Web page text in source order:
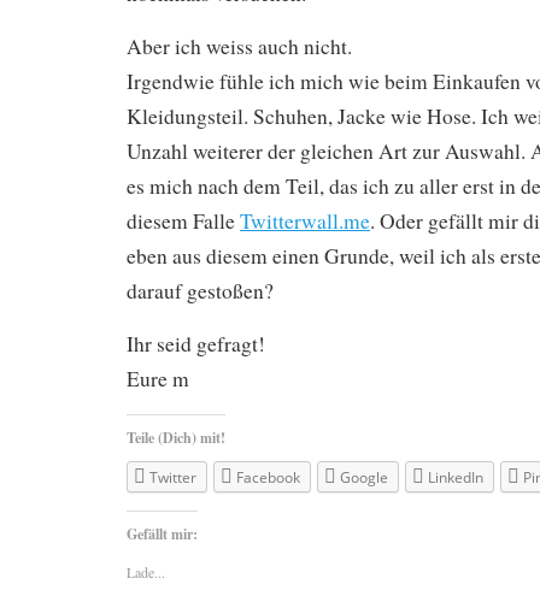
Aber ich weiss auch nicht.
Irgendwie fühle ich mich wie beim Einkaufen
Kleidungsteil. Schuhen, Jacke wie Hose. Ich
Unzahl weiterer der gleichen Art zur Auswahl.
es mich nach dem Teil, das ich zu aller erst in
diesem FalleTwitterwall.me. Oder gefällt mir
eben aus diesem einen Grunde, weil ich als
darauf gestoßen?
Ihr seid gefragt!
Eure m
Teile (Dich) mit!
Twitter
Facebook Google LinkedIn
Gefällt mir:
Lade...